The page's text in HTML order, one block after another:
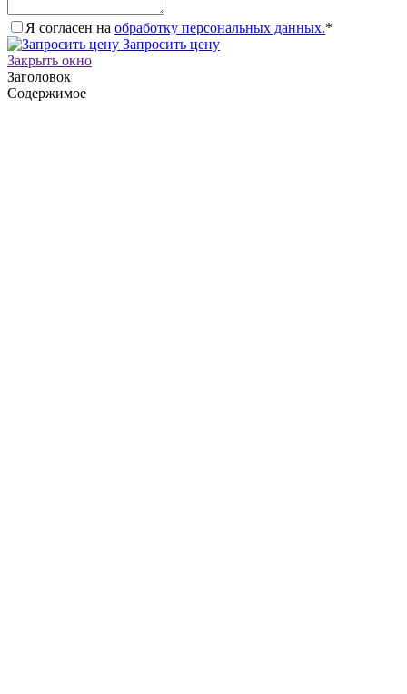
Я согласен на обработку персональных данных.*
Запросить цену
Закрыть окно
Заголовок
Содержимое